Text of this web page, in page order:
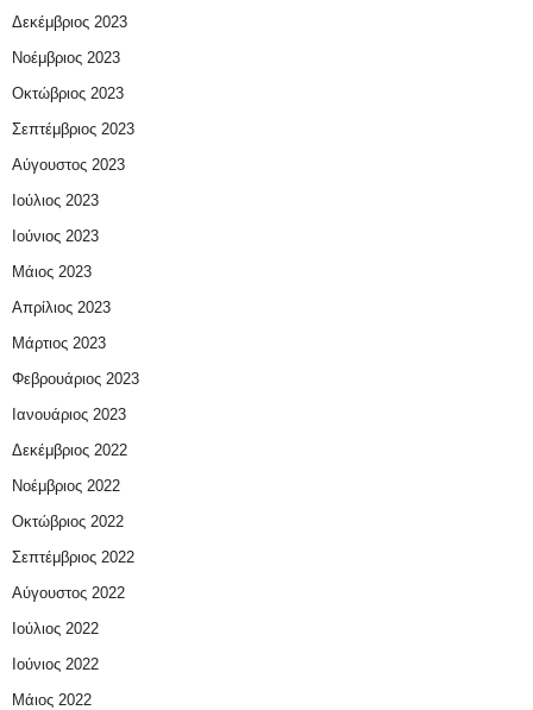
Δεκέμβριος 2023
Νοέμβριος 2023
Οκτώβριος 2023
Σεπτέμβριος 2023
Αύγουστος 2023
Ιούλιος 2023
Ιούνιος 2023
Μάιος 2023
Απρίλιος 2023
Μάρτιος 2023
Φεβρουάριος 2023
Ιανουάριος 2023
Δεκέμβριος 2022
Νοέμβριος 2022
Οκτώβριος 2022
Σεπτέμβριος 2022
Αύγουστος 2022
Ιούλιος 2022
Ιούνιος 2022
Μάιος 2022